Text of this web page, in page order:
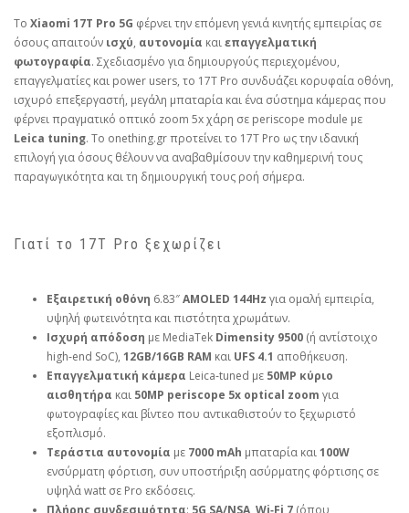
Το Xiaomi 17T Pro 5G φέρνει την επόμενη γενιά κινητής εμπειρίας σε
όσους απαιτούν ισχύ, αυτονομία καιεπαγγελματική
φωτογραφία. Σχεδιασμένο για δημιουργούς περιεχομένου,
επαγγελματίες και power users, το 17T Pro συνδυάζει κορυφαία οθόνη,
ισχυρό επεξεργαστή, μεγάλη μπαταρία και ένα σύστημα κάμερας που
φέρνει πραγματικό οπτικό zoom 5x χάρη σε periscope module με
Leica tuning. Το onething.gr προτείνει το 17T Pro ως την ιδανική
επιλογή για όσους θέλουν να αναβαθμίσουν την καθημερινή τους
παραγωγικότητα και τη δημιουργική τους ροή σήμερα.
Γιατί το 17T Pro ξεχωρίζει
Εξαιρετική οθόνη 6.83″AMOLED 144Hz για ομαλή εμπειρία,
υψηλή φωτεινότητα και πιστότητα χρωμάτων.
Ισχυρή απόδοση με MediaTek Dimensity 9500 (ή αντίστοιχο
high‑end SoC), 12GB/16GB RAM και UFS 4.1 αποθήκευση.
Επαγγελματική κάμερα Leica‑tuned με 50MP κύριο
αισθητήρα και 50MP periscope 5x optical zoom για
φωτογραφίες και βίντεο που αντικαθιστούν το ξεχωριστό
εξοπλισμό.
Τεράστια αυτονομία με 7000 mAh μπαταρία και100W
ενσύρματη φόρτιση, συν υποστήριξη ασύρματης φόρτισης σε
υψηλά watt σε Pro εκδόσεις.
Πλήρης συνδεσιμότητα: 5G SA/NSA, Wi‑Fi 7 (όπου